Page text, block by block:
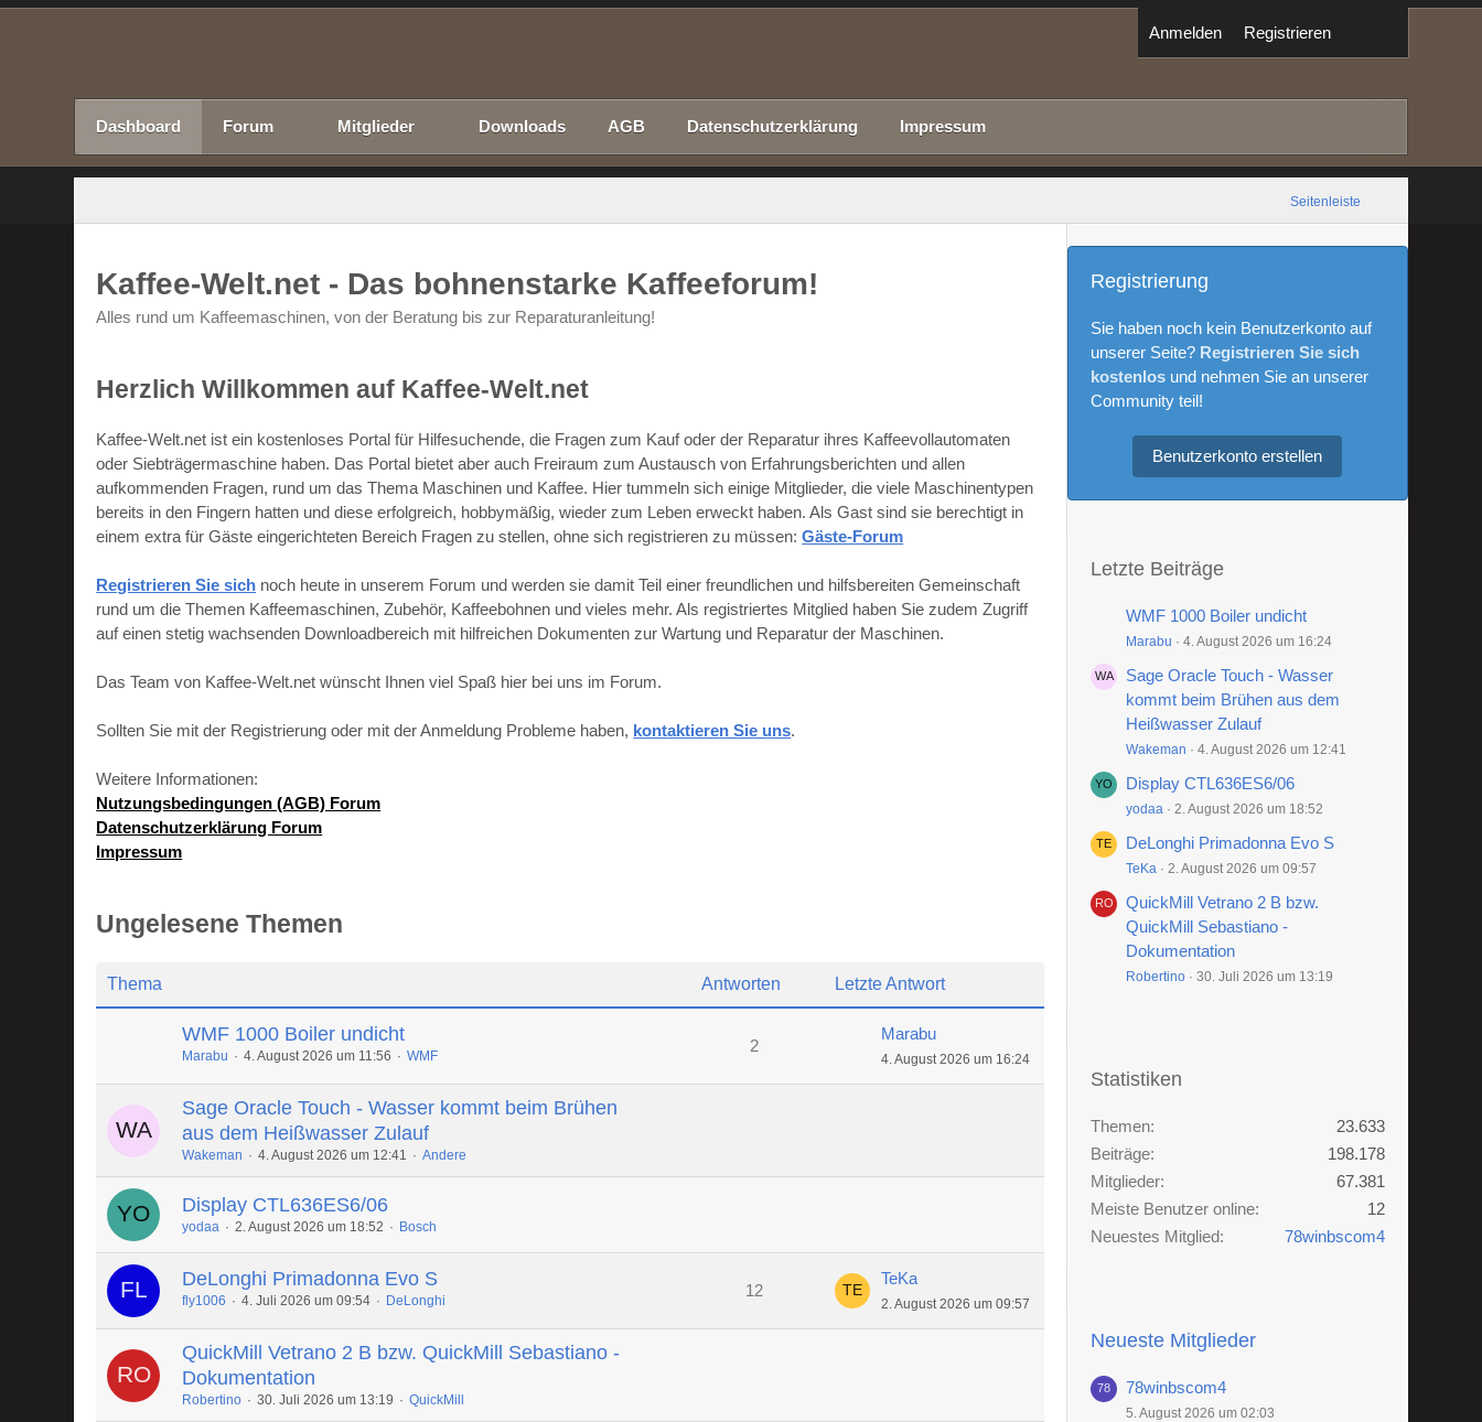
Anmelden Registrieren
Dashboard Forum Mitglieder Downloads AGB Datenschutzerklärung Impressum
Seitenleiste
Kaffee-Welt.net - Das bohnenstarke Kaffeeforum!
Alles rund um Kaffeemaschinen, von der Beratung bis zur Reparaturanleitung!
Herzlich Willkommen auf Kaffee-Welt.net
Kaffee-Welt.net ist ein kostenloses Portal für Hilfesuchende, die Fragen zum Kauf oder der Reparatur ihres Kaffeevollautomaten
oder Siebträgermaschine haben. Das Portal bietet aber auch Freiraum zum Austausch von Erfahrungsberichten und allen
aufkommenden Fragen, rund um das Thema Maschinen und Kaffee. Hier tummeln sich einige Mitglieder, die viele Maschinentypen
bereits in den Fingern hatten und diese erfolgreich, hobbymäßig, wieder zum Leben erweckt haben. Als Gast sind sie berechtigt in
einem extra für Gäste eingerichteten Bereich Fragen zu stellen, ohne sich registrieren zu müssen:Gäste-Forum
Registrieren Sie sich noch heute in unserem Forum und werden sie damit Teil einer freundlichen und hilfsbereiten Gemeinschaft
rund um die Themen Kaffeemaschinen, Zubehör, Kaffeebohnen und vieles mehr. Als registriertes Mitglied haben Sie zudem Zugriff
auf einen stetig wachsenden Downloadbereich mit hilfreichen Dokumenten zur Wartung und Reparatur der Maschinen.
Das Team von Kaffee-Welt.net wünscht Ihnen viel Spaß hier bei uns im Forum.
Sollten Sie mit der Registrierung oder mit der Anmeldung Probleme haben, kontaktieren Sie uns.
Weitere Informationen:
Nutzungsbedingungen (AGB) Forum
Datenschutzerklärung Forum
Impressum
Ungelesene Themen
Thema Antworten Letzte Antwort
WMF 1000 Boiler undicht
Marabu 4. August 2026 um 11:56 WMF
2
Marabu
4. August 2026 um 16:24
Sage Oracle Touch - Wasser kommt beim Brühen
aus dem Heißwasser Zulauf
Wakeman 4. August 2026 um 12:41 Andere
Display CTL636ES6/06
yodaa 2. August 2026 um 18:52 Bosch
DeLonghi Primadonna Evo S
fly1006 4. Juli 2026 um 09:54 DeLonghi
12
TeKa
2. August 2026 um 09:57
QuickMill Vetrano 2 B bzw. QuickMill Sebastiano -
Dokumentation
Robertino 30. Juli 2026 um 13:19 QuickMill
Registrierung
Sie haben noch kein Benutzerkonto auf
unserer Seite? Registrieren Sie sich
kostenlosund nehmen Sie an unserer
Community teil!
Benutzerkonto erstellen
Letzte Beiträge
WMF 1000 Boiler undicht
Marabu 4. August 2026 um 16:24
Sage Oracle Touch - Wasser
kommt beim Brühen aus dem
Heißwasser Zulauf
Wakeman 4. August 2026 um 12:41
Display CTL636ES6/06
yodaa 2. August 2026 um 18:52
DeLonghi Primadonna Evo S
TeKa 2. August 2026 um 09:57
QuickMill Vetrano 2 B bzw.
QuickMill Sebastiano -
Dokumentation
Robertino 30. Juli 2026 um 13:19
Statistiken
Themen
23.633
Beiträge
198.178
Mitglieder
67.381
Meiste Benutzer online
12
Neuestes Mitglied
78winbscom4
Neueste Mitglieder
78winbscom4
5. August 2026 um 02:03